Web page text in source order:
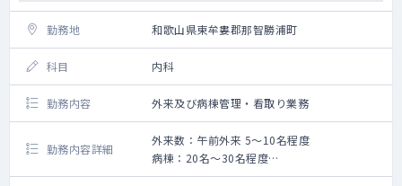
勤務地 和歌山県東牟婁郡那智勝浦町
科目 内科
勤務内容 外来及び病棟管理・看取り業務
勤務内容詳細
外来数：午前外来 5～10名程度
病棟：20名～30名程度
外来、病棟管理、病院経営・運営業務